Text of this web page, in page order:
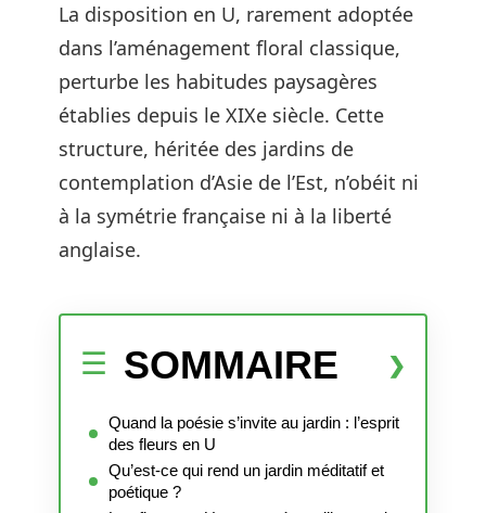
La disposition en U, rarement adoptée
dans l’aménagement floral classique,
perturbe les habitudes paysagères
établies depuis le XIXe siècle. Cette
structure, héritée des jardins de
contemplation d’Asie de l’Est, n’obéit ni
à la symétrie française ni à la liberté
anglaise.
SOMMAIRE
Quand la poésie s’invite au jardin : l’esprit
des fleurs en U
Qu’est-ce qui rend un jardin méditatif et
poétique ?